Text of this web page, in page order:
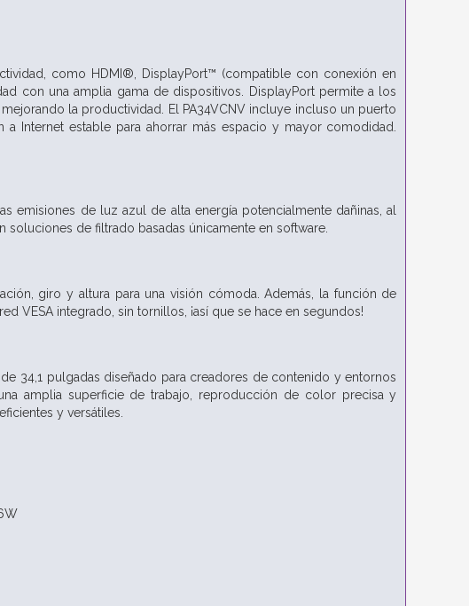
como HDMI®, DisplayPort™ (compatible con conexión en
con una amplia gama de dispositivos. DisplayPort permite a los
la productividad. El PA34VCNV incluye incluso un puerto
Internet estable para ahorrar más espacio y mayor comodidad.
emisiones de luz azul de alta energía potencialmente dañinas, al
de filtrado basadas únicamente en software.
giro y altura para una visión cómoda. Además, la función de
VESA integrado, sin tornillos, ¡así que se hace en segundos!
34,1 pulgadas diseñado para creadores de contenido y entornos
amplia superficie de trabajo, reproducción de color precisa y
y versátiles.